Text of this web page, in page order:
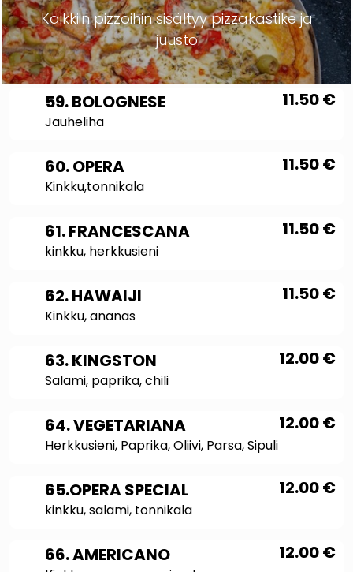
Kaikkiin pizzoihin sisältyy pizzakastike ja
juusto
11.50€
59. BOLOGNESE
Jauheliha
11.50€
60. OPERA
Kinkku,tonnikala
11.50€
61. FRANCESCANA
kinkku, herkkusieni
11.50€
62. HAWAIJI
Kinkku, ananas
12.00€
63. KINGSTON
Salami, paprika, chili
12.00€
64. VEGETARIANA
Herkkusieni, Paprika, Oliivi, Parsa, Sipuli
12.00€
65.OPERA SPECIAL
kinkku, salami, tonnikala
12.00€
66. AMERICANO